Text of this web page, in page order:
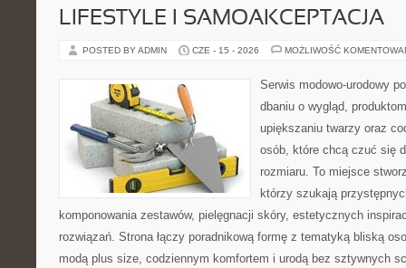
LIFESTYLE I SAMOAKCEPTACJA
POSTED BY ADMIN CZE - 15 - 2026 MOŻLIWOŚĆ
Serwis modowo-urodowy
dbaniu o wygląd,
upiększaniu twarzy oraz
osób, które chcą czuć się
rozmiaru. To miejsce
którzy szukają
komponowania zestawów, pielęgnacji skóry, estetycznych
rozwiązań. Strona łączy poradnikową formę z tematyką bliską
modą plus size, codziennym komfortem i urodą bez sztywnych